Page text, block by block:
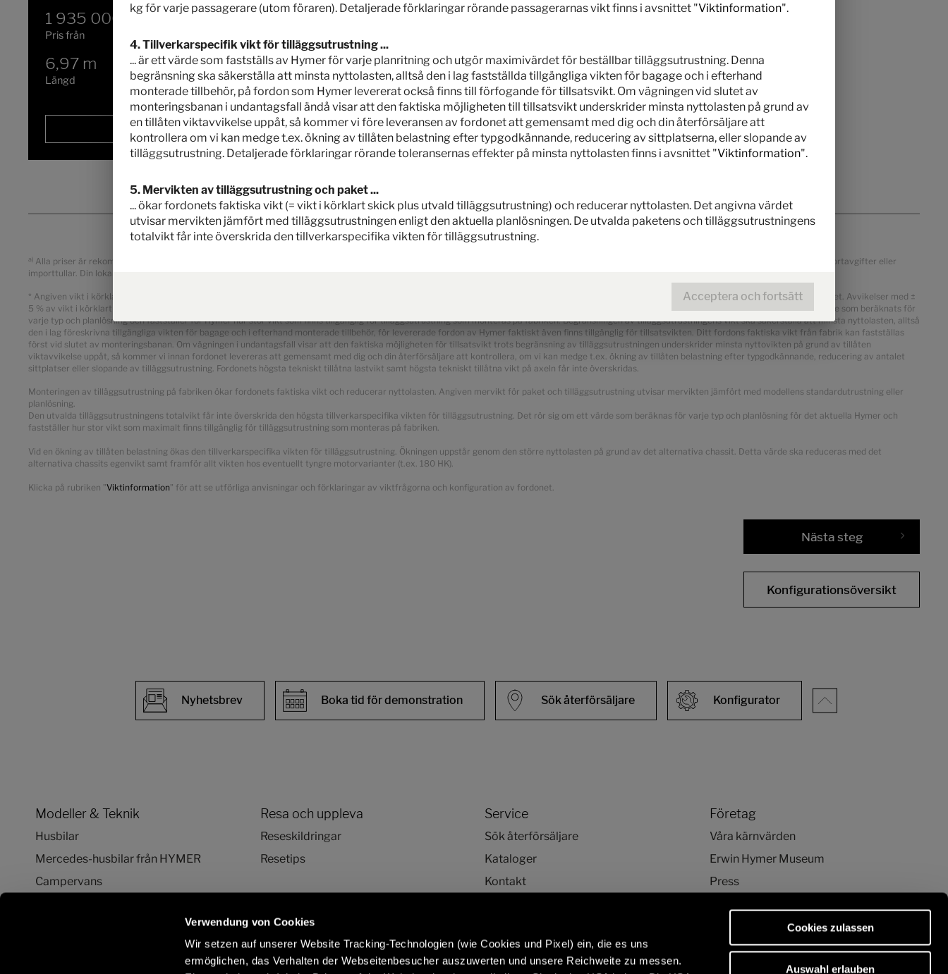
Verwendung von Cookies
Wir setzen auf unserer Website Tracking-Technologien (wie Cookies und Pixel) ein, die es uns
ermöglichen, das Verhalten der Webseitenbesucher auszuwerten und unsere Reichweite zu messen.
Cookies zulassen
Auswahl erlauben
1 935 000,– kr
Pris från
2 - 4
6,97 m
Längd
4100 kg
Högsta tekniskt tillåtna lastvikt *
Vald
a) Alla priser är rekommenderade försäljningspriser i SEK, baserat på de svensk detaljpriserna. Priserna i andra länder kan skilja sig åt beroende på valuta, landsspecifik moms, landsspecifikation, transportavgifter eller
importtullar. Din lokala återförsäljare informerar dig om gällande priser, skatter och avgifter för ditt land.
* Angiven vikt i körklart skick är ett standardvärde, som fastställdes vid typgodkännandet. På grund av tillverkningstoleranserna kan faktiskt fastställd vikt i körklart skick avvika från det angivna värdet. Avvikelser med ±
5 % av vikt i körklart skick är rättsligt tillåtna och möjliga. Det tillåtna omfånget i kilogram anges inom parentes efter vikt i körklart skick. Den tillverkarspecifika vikten för tilläggsutrustning är ett värde som beräknats för
varje typ och planlösning och fastställer för Hymer hur stor vikt som finns tillgänglig för tilläggsutrustning som monteras på fabriken. Begränsningen av tilläggsutrustningens vikt ska säkerställa att minsta nyttolasten, alltså
den i lag föreskrivna tillgängliga vikten för bagage och i efterhand monterade tillbehör, för levererade fordon av Hymer faktiskt även finns tillgänglig för tillsatsvikten. Ditt fordons faktiska vikt från fabrik kan fastställas
först vid slutet av monteringsbanan. Om vägningen i undantagsfall visar att den faktiska möjligheten för tillsatsvikt trots begränsning av tilläggsutrustningen underskrider minsta nyttovikten på grund av tillåten
viktavvikelse uppåt, så kommer vi innan fordonet levereras att gemensamt med dig och din återförsäljare att kontrollera, om vi kan medge t.ex. ökning av tillåten belastning efter typgodkännande, reducering av antalet
sittplatser eller slopande av tilläggsutrustning. Fordonets högsta tekniskt tillåtna lastvikt samt högsta tekniskt tillåtna vikt på axeln får inte överskridas.
Monteringen av tilläggsutrustning på fabriken ökar fordonets faktiska vikt och reducerar nyttolasten. Angiven mervikt för paket och tilläggsutrustning utvisar mervikten jämfört med modellens standardutrustning eller
planlösning.
Den utvalda tilläggsutrustningens totalvikt får inte överskrida den högsta tillverkarspecifika vikten för tilläggsutrustning. Det rör sig om ett värde som beräknas för varje typ och planlösning för det aktuella Hymer och
fastställer hur stor vikt som maximalt finns tillgänglig för tilläggsutrustning som monteras på fabriken.
Vid en ökning av tillåten belastning ökas den tillverkarspecifika vikten för tilläggsutrustning. Ökningen uppstår genom den större nyttolasten på grund av det alternativa chassit. Detta värde ska reduceras med det
alternativa chassits egenvikt samt framför allt vikten hos eventuellt tyngre motorvarianter (t.ex. 180 HK).
Klicka på rubriken ”Viktinformation” för att se utförliga anvisningar och förklaringar av viktfrågorna och konfiguration av fordonet.
Nästa steg
Konfigurationsöversikt
Konfigurator
Sök återförsäljare
Boka tid för demonstration
Nyhetsbrev
Modeller & Teknik
Husbilar
Mercedes-husbilar från HYMER
Campervans
Husbil & van "plåtis" konfigurator
Resa och uppleva
Reseskildringar
Resetips
Service
Sök återförsäljare
Kataloger
Kontakt
Företag
Våra kärnvärden
Erwin Hymer Museum
Press
kg för varje passagerare (utom föraren). Detaljerade förklaringar rörande passagerarnas vikt finns i avsnittet "Viktinformation".
4. Tillverkarspecifik vikt för tilläggsutrustning ...
... är ett värde som fastställs av Hymer för varje planritning och utgör maximivärdet för beställbar tilläggsutrustning. Denna
begränsning ska säkerställa att minsta nyttolasten, alltså den i lag fastställda tillgängliga vikten för bagage och i efterhand
monterade tillbehör, på fordon som Hymer levererat också finns till förfogande för tillsatsvikt. Om vägningen vid slutet av
monteringsbanan i undantagsfall ändå visar att den faktiska möjligheten till tillsatsvikt underskrider minsta nyttolasten på grund av
en tillåten viktavvikelse uppåt, så kommer vi före leveransen av fordonet att gemensamt med dig och din återförsäljare att
kontrollera om vi kan medge t.ex. ökning av tillåten belastning efter typgodkännande, reducering av sittplatserna, eller slopande av
tilläggsutrustning. Detaljerade förklaringar rörande toleransernas effekter på minsta nyttolasten finns i avsnittet "Viktinformation".
5. Mervikten av tilläggsutrustning och paket ...
... ökar fordonets faktiska vikt (= vikt i körklart skick plus utvald tilläggsutrustning) och reducerar nyttolasten. Det angivna värdet
utvisar mervikten jämfört med tilläggsutrustningen enligt den aktuella planlösningen. De utvalda paketens och tilläggsutrustningens
totalvikt får inte överskrida den tillverkarspecifika vikten för tilläggsutrustning.
Acceptera och fortsätt